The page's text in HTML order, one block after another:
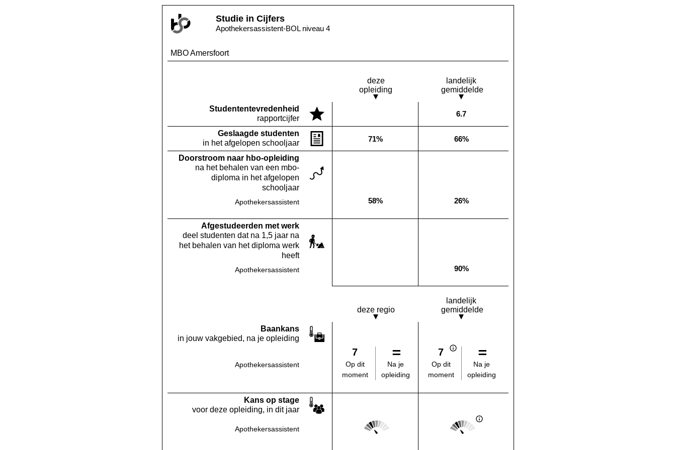
Studie in Cijfers
Apothekersassistent-BOL niveau 4
MBO Amersfoort
deze
opleiding
landelijk
gemiddelde
Studenten­tevredenheid
rapportcijfer
Landelijk gemiddelde:
6.7
Geslaagde studenten
in het afgelopen schooljaar
Deze opleiding:
71% Landelijk gemiddelde:
66%
Doorstroom naar hbo-opleiding
na het behalen van een mbo-
diploma in het afgelopen
schooljaar
Apothekersassistent Deze opleiding:
58% Landelijk gemiddelde:
26%
Af­gestudeerden met werk
deel studenten dat na 1,5 jaar na
het behalen van het diploma werk
heeft
Apothekersassistent Landelijk gemiddelde:
90%
deze regio
landelijk
gemiddelde
Baankans
in jouw vakgebied, na je opleiding
Apothekersassistent
7
Op dit
moment
Na je
opleiding
7
Op dit
moment
Na je
opleiding
Kans op stage
voor deze opleiding, in dit jaar
Apothekersassistent Deze regio:
Score: 2 van 5
Landelijk gemiddelde:
Score: 2 van 5